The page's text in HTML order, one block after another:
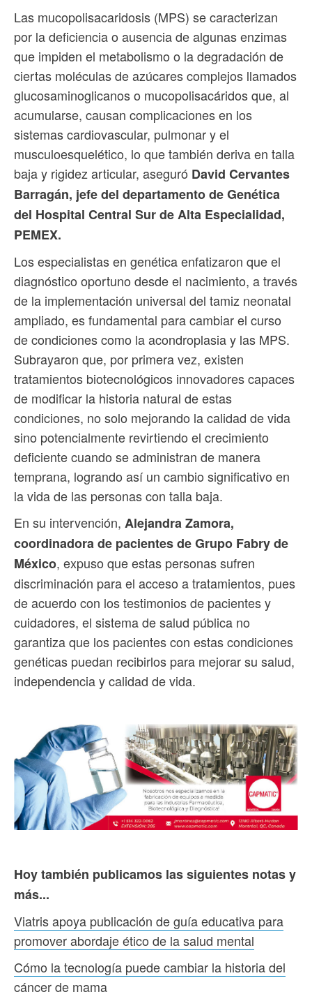
Las mucopolisacaridosis (MPS) se caracterizan
por la deficiencia o ausencia de algunas enzimas
que impiden el metabolismo o la degradación de
ciertas moléculas de azúcares complejos llamados
glucosaminoglicanos o mucopolisacáridos que, al
acumularse, causan complicaciones en los
sistemas cardiovascular, pulmonar y el
musculoesquelético, lo que también deriva en talla
baja y rigidez articular, aseguró David Cervantes
Barragán, jefe del departamento de Genética
del Hospital Central Sur de Alta Especialidad,
PEMEX.
Los especialistas en genética enfatizaron que el
diagnóstico oportuno desde el nacimiento, a través
de la implementación universal del tamiz neonatal
ampliado, es fundamental para cambiar el curso
de condiciones como la acondroplasia y las MPS.
Subrayaron que, por primera vez, existen
tratamientos biotecnológicos innovadores capaces
de modificar la historia natural de estas
condiciones, no solo mejorando la calidad de vida
sino potencialmente revirtiendo el crecimiento
deficiente cuando se administran de manera
temprana, logrando así un cambio significativo en
la vida de las personas con talla baja.
En su intervención, Alejandra Zamora,
coordinadora de pacientes de Grupo Fabry de
México, expuso que estas personas sufren
discriminación para el acceso a tratamientos, pues
de acuerdo con los testimonios de pacientes y
cuidadores, el sistema de salud pública no
garantiza que los pacientes con estas condiciones
genéticas puedan recibirlos para mejorar su salud,
independencia y calidad de vida.
Hoy también publicamos las siguientes notas y
más...
Viatris apoya publicación de guía educativa para
promover abordaje ético de la salud mental
Cómo la tecnología puede cambiar la historia del
cáncer de mama